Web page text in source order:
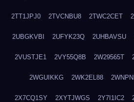
2TT1JPJ0 2TVCNBU8 2TWC2CET
2UBGKVBI 2UFYK23Q 2UHBAVSU
2VUSTJE1 2VY55Q8B 2W29565T
2WGUIKKG 2WK2EL88
2X7CQ1SY 2XYTJWGS 2Y7I1IC2